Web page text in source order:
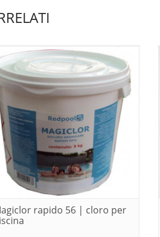
rapido 56 | cloro per